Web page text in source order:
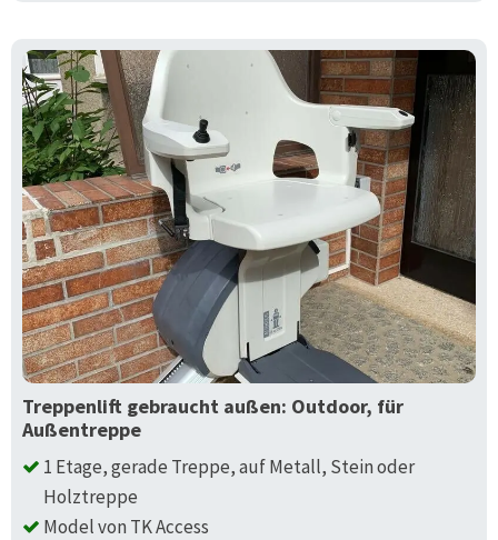
Treppenlift gebraucht außen: Outdoor, für
Außentreppe
1 Etage, gerade Treppe, auf Metall, Stein oder
Holztreppe
Model von TK Access